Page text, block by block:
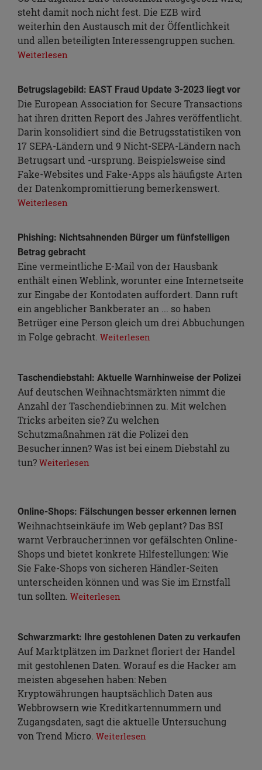
steht damit noch nicht fest. Die EZB wird
weiterhin den Austausch mit der Öffentlichkeit
und allen beteiligten Interessengruppen suchen.
Weiterlesen
Betrugslagebild: EAST Fraud Update 3-2023 liegt vor
Die European Association for Secure Transactions
hat ihren dritten Report des Jahres veröffentlicht.
Darin konsolidiert sind die Betrugsstatistiken von
17 SEPA-Ländern und 9 Nicht-SEPA-Ländern nach
Betrugsart und -ursprung. Beispielsweise sind
Fake-Websites und Fake-Apps als häufigste Arten
der Datenkompromittierung bemerkenswert.
Weiterlesen
Phishing: Nichtsahnenden Bürger um fünfstelligen
Betrag gebracht
Eine vermeintliche E-Mail von der Hausbank
enthält einen Weblink, worunter eine Internetseite
zur Eingabe der Kontodaten auffordert. Dann ruft
ein angeblicher Bankberater an ... so haben
Betrüger eine Person gleich um drei Abbuchungen
in Folge gebracht. Weiterlesen
Taschendiebstahl: Aktuelle Warnhinweise der Polizei
Auf deutschen Weihnachtsmärkten nimmt die
Anzahl der Taschendieb:innen zu. Mit welchen
Tricks arbeiten sie? Zu welchen
Schutzmaßnahmen rät die Polizei den
Besucher:innen? Was ist bei einem Diebstahl zu
tun? Weiterlesen
Online-Shops: Fälschungen besser erkennen lernen
Weihnachtseinkäufe im Web geplant? Das BSI
warnt Verbraucher:innen vor gefälschten Online-
Shops und bietet konkrete Hilfestellungen: Wie
Sie Fake-Shops von sicheren Händler-Seiten
unterscheiden können und was Sie im Ernstfall
tun sollten. Weiterlesen
Schwarzmarkt: Ihre gestohlenen Daten zu verkaufen
Auf Marktplätzen im Darknet floriert der Handel
mit gestohlenen Daten. Worauf es die Hacker am
meisten abgesehen haben: Neben
Kryptowährungen hauptsächlich Daten aus
Webbrowsern wie Kreditkartennummern und
Zugangsdaten, sagt die aktuelle Untersuchung
von Trend Micro. Weiterlesen